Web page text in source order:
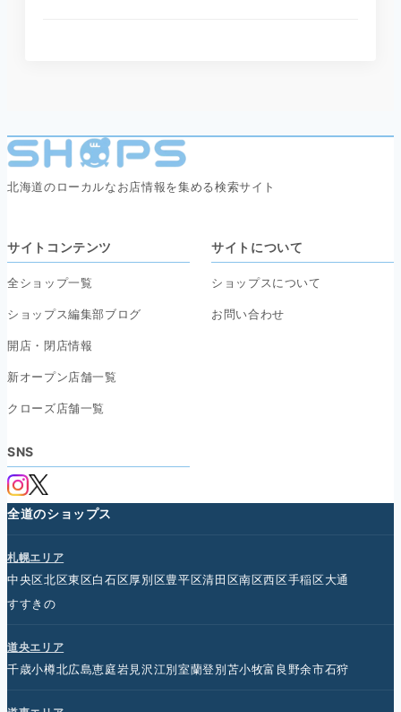
北海道のローカルなお店情報を集める検索サイト
サイトコンテンツ
全ショップ一覧
ショップス編集部ブログ
開店・閉店情報
新オープン店舗一覧
クローズ店舗一覧
サイトについて
ショップスについて
お問い合わせ
SNS
全道のショップス
札幌エリア
中央区北区東区白石区厚別区豊平区清田区南区西区手稲区大通
すすきの
道央エリア
千歳小樽北広島恵庭岩見沢江別室蘭登別苫小牧富良野余市石狩